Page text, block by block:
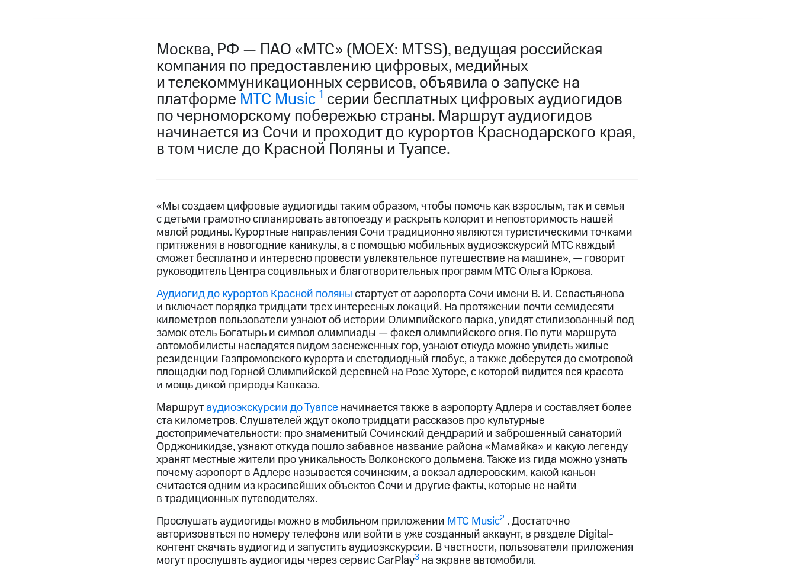
Москва, РФ — ПАО «МТС» (MOEX: MTSS), ведущая российская
компания по предоставлению цифровых, медийных
и телекоммуникационных сервисов, объявила о запуске на
платформе МТС Music 1 серии бесплатных цифровых аудиогидов
по черноморскому побережью страны. Маршрут аудиогидов
начинается из Сочи и проходит до курортов Краснодарского края,
в том числе до Красной Поляны и Туапсе.
«Мы создаем цифровые аудиогиды таким образом, чтобы помочь как взрослым, так и семья
с детьми грамотно спланировать автопоезду и раскрыть колорит и неповторимость нашей
малой родины. Курортные направления Сочи традиционно являются туристическими точками
притяжения в новогодние каникулы, а с помощью мобильных аудиоэкскурсий МТС каждый
сможет бесплатно и интересно провести увлекательное путешествие на машине», — говорит
руководитель Центра социальных и благотворительных программ МТС Ольга Юркова.
Аудиогид до курортов Красной поляныстартует от аэропорта Сочи имени В. И. Севастьянова
и включает порядка тридцати трех интересных локаций. На протяжении почти семидесяти
километров пользователи узнают об истории Олимпийского парка, увидят стилизованный под
замок отель Богатырь и символ олимпиады — факел олимпийского огня. По пути маршрута
автомобилисты насладятся видом заснеженных гор, узнают откуда можно увидеть жилые
резиденции Газпромовского курорта и светодиодный глобус, а также доберутся до смотровой
площадки под Горной Олимпийской деревней на Розе Хуторе, с которой видится вся красота
и мощь дикой природы Кавказа.
Маршрутаудиоэкскурсии до Туапсе начинается также в аэропорту Адлера и составляет более
ста километров. Слушателей ждут около тридцати рассказов про культурные
достопримечательности: про знаменитый Сочинский дендрарий и заброшенный санаторий
Орджоникидзе, узнают откуда пошло забавное название района «Мамайка» и какую легенду
хранят местные жители про уникальность Волконского дольмена. Также из гида можно узнать
почему аэропорт в Адлере называется сочинским, а вокзал адлеровским, какой каньон
считается одним из красивейших объектов Сочи и другие факты, которые не найти
в традиционных путеводителях.
Прослушать аудиогиды можно в мобильном приложении МТС Music2. Достаточно
авторизоваться по номеру телефона или войти в уже созданный аккаунт, в разделе Digital-
контент скачать аудиогид и запустить аудиоэкскурсии. В частности, пользователи приложения
могут прослушать аудиогиды через сервис CarPlay3на экране автомобиля.